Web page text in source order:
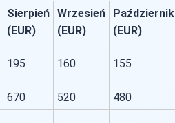
Sierpień
(EUR)
Wrzesień
(EUR)
Październik
(EUR)
195 160 155
670 520 480